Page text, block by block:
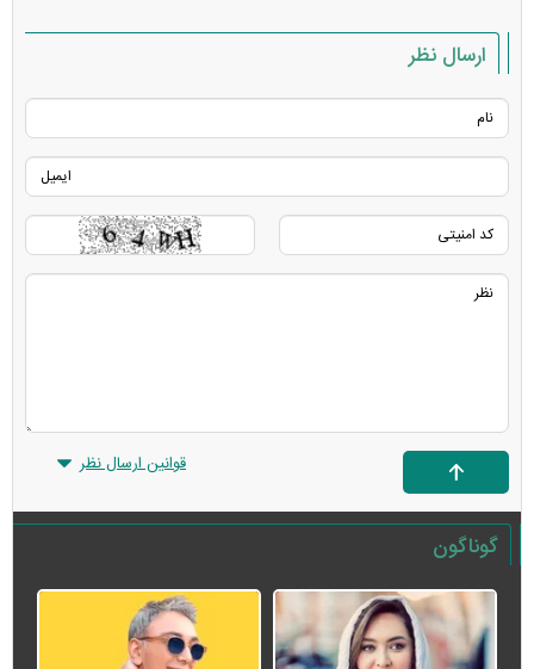
ارسال نظر
قوانین ارسال نظر
گوناگون